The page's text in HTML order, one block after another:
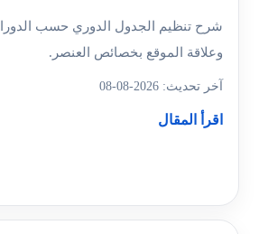
شرح تنظيم الجدول الدوري حسب
وعلاقة الموقع بخصائص العنصر.
آخر تحديث: 2026-08-08
اقرأ المقال